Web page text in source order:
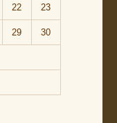
22 23
29 30